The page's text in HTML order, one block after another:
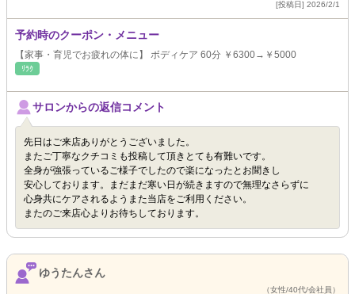
[投稿日] 2026/2/1
予約時のクーポン・メニュー
【家事・育児でお疲れの体に】 ボディケア 60分 ￥6300→￥5000
ﾘﾗｸ
サロンからの返信コメント
先日はご来店ありがとうございました。
またご丁寧なクチコミも投稿して頂きとても有難いです。
全身が強張っているご様子でしたので楽になったとお聞きし
安心しております。まだまだ寒い日が続きますので無理なさらずに
心身共にケアされるようまた当店をご利用ください。
またのご来店心よりお待ちしております。
ゆうたんさん
（女性/40代/会社員）